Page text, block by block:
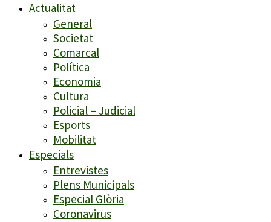
Actualitat
General
Societat
Comarcal
Política
Economia
Cultura
Policial – Judicial
Esports
Mobilitat
Especials
Entrevistes
Plens Municipals
Especial Glòria
Coronavirus